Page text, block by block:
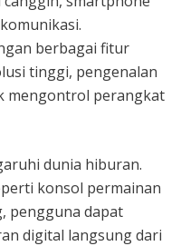
berbagai fitur
tinggi, pengenalan
mengontrol perangkat
dunia hiburan.
konsol permainan
pengguna dapat
digital langsung dari